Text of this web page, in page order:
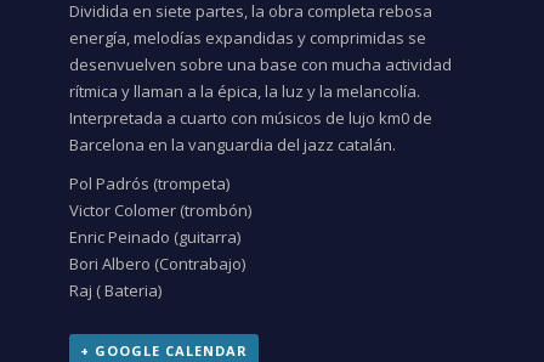
Dividida en siete partes, la obra completa rebosa
energía, melodías expandidas y comprimidas se
desenvuelven sobre una base con mucha actividad
rítmica y llaman a la épica, la luz y la melancolía.
Interpretada a cuarto con músicos de lujo km0 de
Barcelona en la vanguardia del jazz catalán.
Pol Padrós (trompeta)
Victor Colomer (trombón)
Enric Peinado (guitarra)
Bori Albero (Contrabajo)
Raj ( Bateria)
+ GOOGLE CALENDAR